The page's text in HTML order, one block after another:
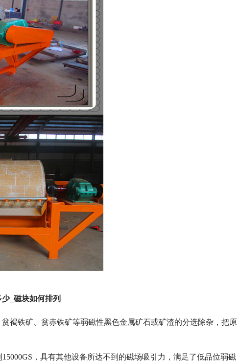
系列全磁永磁滚筒
_磁块如何排列
褐铁矿、贫赤铁矿等弱磁性黑色金属矿石或矿渣的分选除杂，把原
，具有其他设备所达不到的磁场吸引力，满足了低品位弱磁